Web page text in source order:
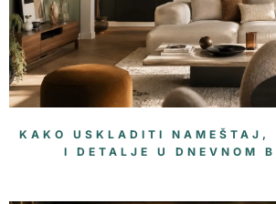
KAKO USKLADITI NAMEŠTAJ,
I DETALJE U DNEVNOM